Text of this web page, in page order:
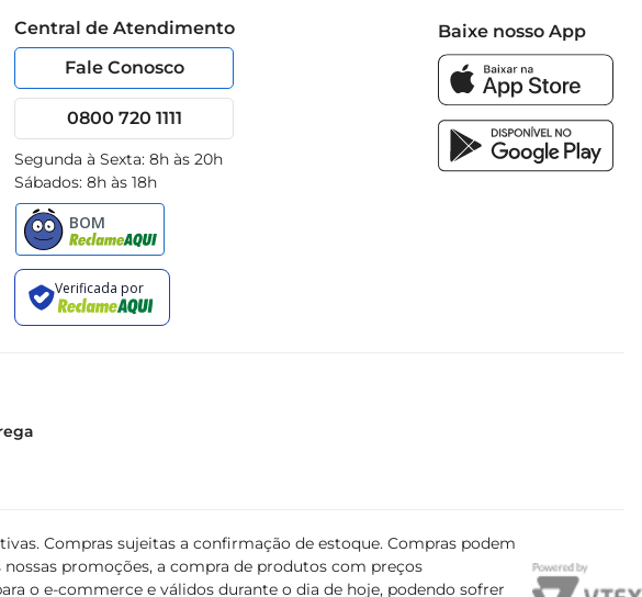
Central de Atendimento
Fale Conosco
0800 720 1111
Segunda à Sexta: 8h às 20h
Sábados: 8h às 18h
Baixe nosso App
Compras sujeitas a confirmação de estoque. Compras podem
promoções, a compra de produtos com preços
o e-commerce e válidos durante o dia de hoje, podendo sofrer